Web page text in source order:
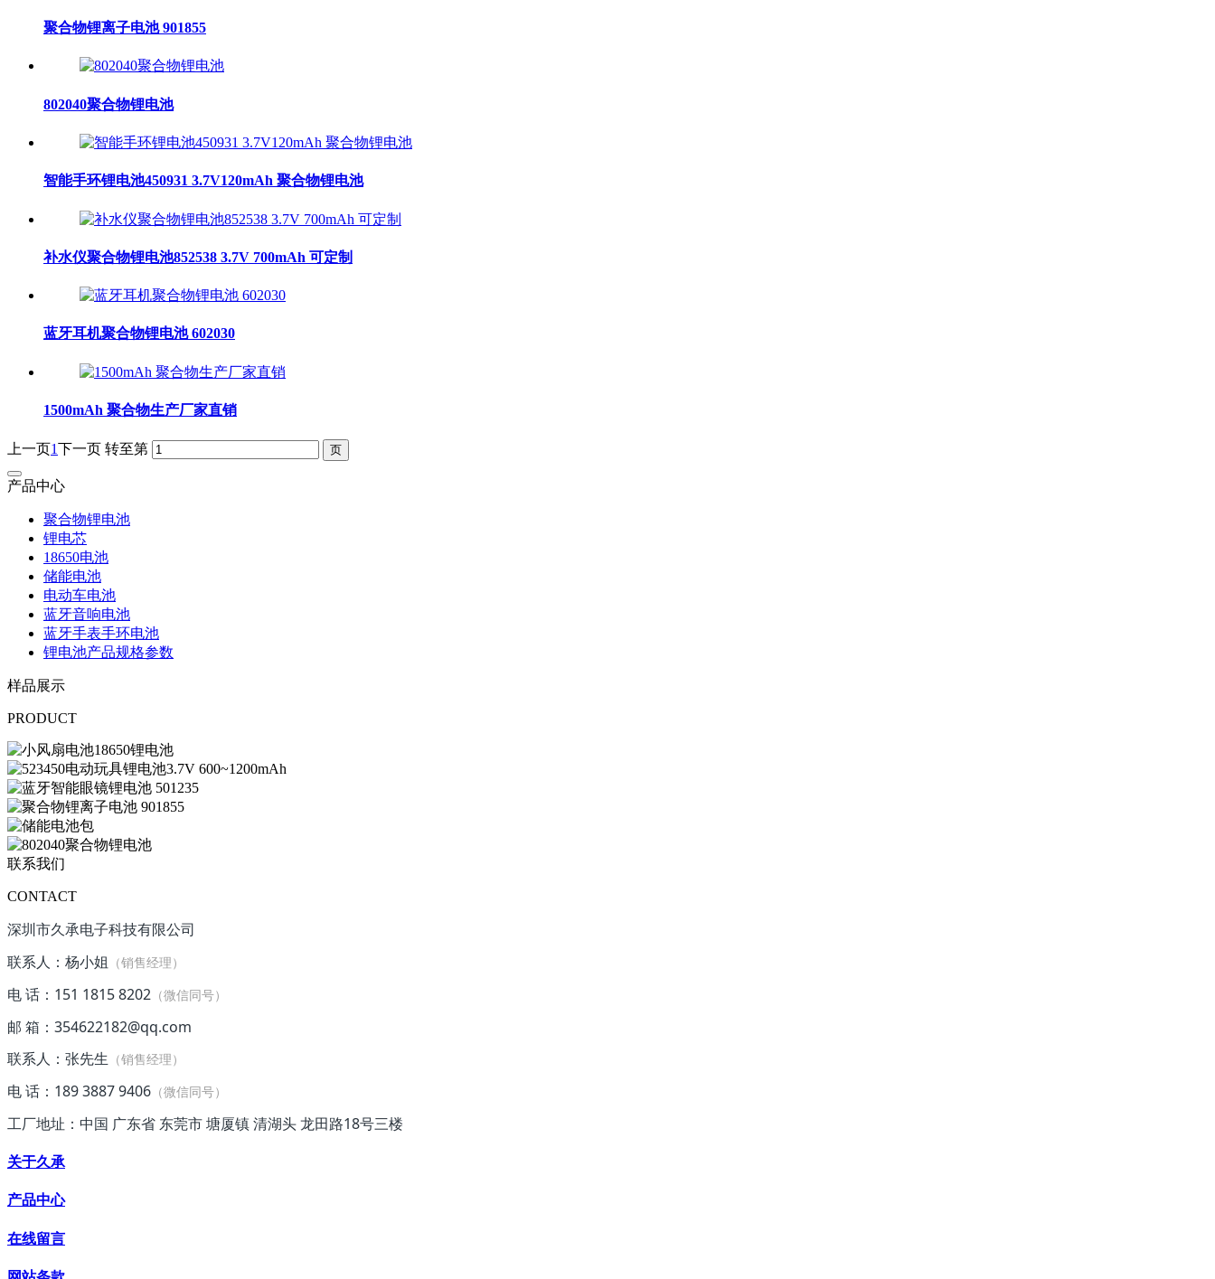
聚合物锂离子电池 901855
802040聚合物锂电池
智能手环锂电池450931 3.7V120mAh 聚合物锂电池
补水仪聚合物锂电池852538 3.7V 700mAh 可定制
蓝牙耳机聚合物锂电池 602030
1500mAh 聚合物生产厂家直销
上一页1下一页 转至第
产品中心
聚合物锂电池
锂电芯
18650电池
储能电池
电动车电池
蓝牙音响电池
蓝牙手表手环电池
锂电池产品规格参数
样品展示
PRODUCT
联系我们
CONTACT
深圳市久承电子科技有限公司
联系人：杨小姐 （销售经理）
电 话：151 1815 8202 （微信同号）
邮 箱：354622182@qq.com
联系人：张先生 （销售经理）
电 话：189 3887 9406 （微信同号）
工厂地址：中国 广东省 东莞市 塘厦镇 清湖头 龙田路18号三楼
关于久承
产品中心
在线留言